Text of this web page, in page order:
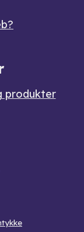
produkter